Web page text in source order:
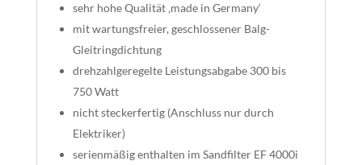
sehr hohe Qualität ‚made in Germany‘
mit wartungsfreier, geschlossener Balg-
Gleitringdichtung
drehzahlgeregelte Leistungsabgabe 300 bis
750 Watt
nicht steckerfertig (Anschluss nur durch
Elektriker)
serienmäßig enthalten im Sandfilter EF 4000i